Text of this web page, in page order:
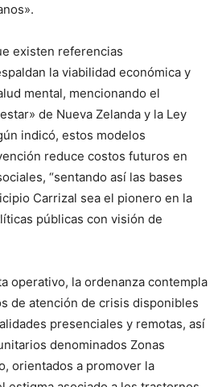
existen referencias
la viabilidad económica y
mental, mencionando el
de Nueva Zelanda y la Ley
indicó, estos modelos
reduce costos futuros en
“sentando así las bases
Carrizal sea el pionero en la
públicas con visión de
operativo, la ordenanza contempla
de atención de crisis disponibles
presenciales y remotas, así
denominados Zonas
orientados a promover la